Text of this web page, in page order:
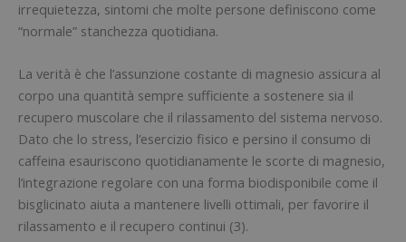
irrequietezza, sintomi che molte persone definiscono come
“normale” stanchezza quotidiana.
La verità è che l’assunzione costante di magnesio assicura al
corpo una quantità sempre sufficiente a sostenere sia il
recupero muscolare che il rilassamento del sistema nervoso.
Dato che lo stress, l’esercizio fisico e persino il consumo di
caffeina esauriscono quotidianamente le scorte di magnesio,
l’integrazione regolare con una forma biodisponibile come il
bisglicinato aiuta a mantenere livelli ottimali, per favorire il
rilassamento e il recupero continui (3).